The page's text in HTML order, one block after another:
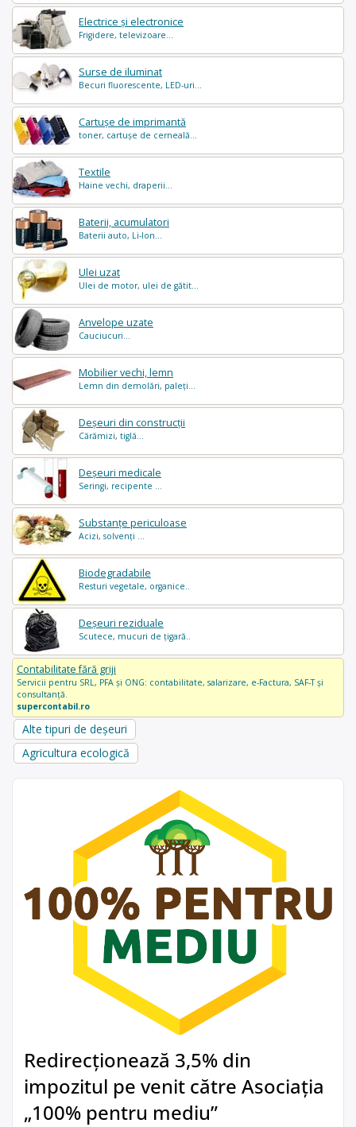
Electrice și electronice
Frigidere, televizoare...
Surse de iluminat
Becuri fluorescente, LED-uri...
Cartușe de imprimantă
toner, cartușe de cerneală...
Textile
Haine vechi, draperii...
Baterii, acumulatori
Baterii auto, Li-Ion...
Ulei uzat
Ulei de motor, ulei de gătit...
Anvelope uzate
Cauciucuri...
Mobilier vechi, lemn
Lemn din demolări, paleți...
Deșeuri din construcții
Cărămizi, tiglă...
Deșeuri medicale
Seringi, recipente ...
Substanțe periculoase
Acizi, solvenți ...
Biodegradabile
Resturi vegetale, organice..
Deșeuri reziduale
Scutece, mucuri de țigară..
Contabilitate fără griji
Servicii pentru SRL, PFA și ONG: contabilitate, salarizare, e-Factura, SAF-T și
consultanță.
supercontabil.ro
Alte tipuri de deșeuri
Agricultura ecologică
Redirecționează 3,5% din
impozitul pe venit către Asociația
„100% pentru mediu”